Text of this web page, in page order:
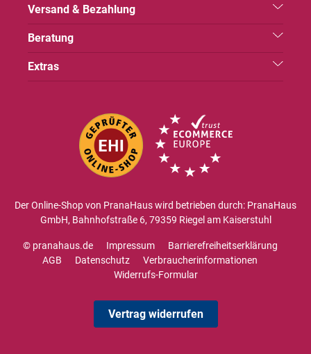
Versand & Bezahlung
Beratung
Extras
Der Online-Shop von PranaHaus wird betrieben durch: PranaHaus
GmbH, Bahnhofstraße 6, 79359 Riegel am Kaiserstuhl
© pranahaus.de Impressum
Barrierefreiheitserklärung
AGB
Datenschutz
Verbraucherinformationen
Widerrufs-Formular
Vertrag widerrufen